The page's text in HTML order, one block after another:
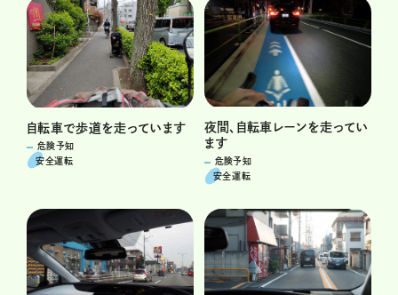
自転車で歩道を走っています
危険予知
安全運転
夜間、自転車レーンを走ってい
ます
危険予知
安全運転